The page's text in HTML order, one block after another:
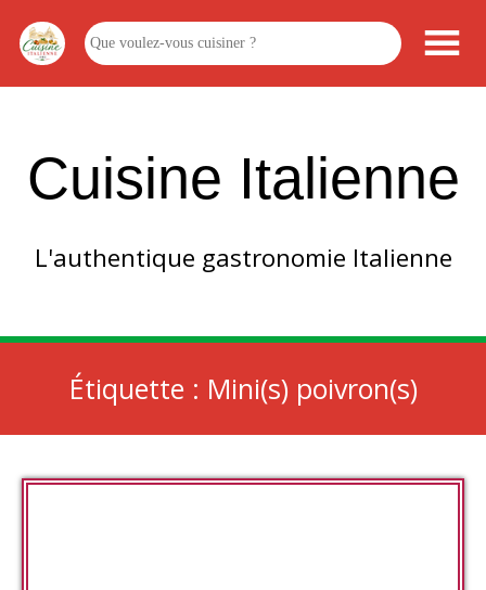
Cuisine Italienne
L'authentique gastronomie Italienne
Étiquette : Mini(s) poivron(s)